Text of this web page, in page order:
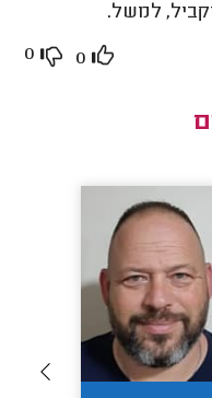
למשל.
0
0